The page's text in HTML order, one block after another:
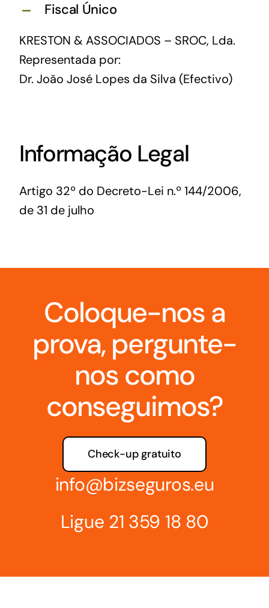
Fiscal Único
KRESTON & ASSOCIADOS – SROC, Lda.
Representada por:
Dr. João José Lopes da Silva (Efectivo)
Informação Legal
Artigo 32º do Decreto-Lei n.º 144/2006,
de 31 de julho
Coloque-nos a
prova, pergunte-
nos como
conseguimos?
Check-up gratuito
info@bizseguros.eu
Ligue 21 359 18 80